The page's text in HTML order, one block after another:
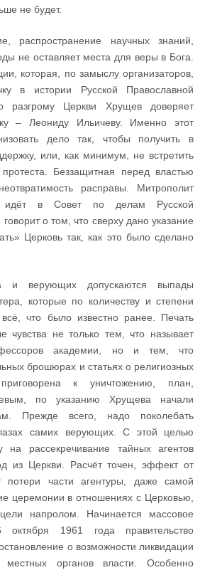
не будет.
распространение научных знаний,
не оставляет места для веры в Бога.
которая, по замыслу организаторов,
в истории Русской Православной
разгрому Церкви Хрущев доверяет
– Леониду Ильичеву. Именно этот
дело так, чтобы получить в
или, как минимум, не встретить
Беззащитная перед властью
расправы. Митрополит
идёт в Совет по делам Русской
о том, что сверху дано указание
Церковь так, как это было сделано
и верующих допускаются выпады
которые по количеству и степени
что было известно ранее. Печать
чувства не только тем, что называет
академии, но и тем, что
брошюрах и статьях о религиозных
к уничтожению, план,
по указанию Хрущева начали
Прежде всего, надо поколебать
самих верующих. С этой целью
на рассекречивание тайных агентов
из Церкви. Расчёт точен, эффект от
потери части агентуры, даже самой
церемонии в отношениях с Церковью,
напролом. Начинается массовое
1961 года правительство
о возможности ликвидации
органов власти. Особенно